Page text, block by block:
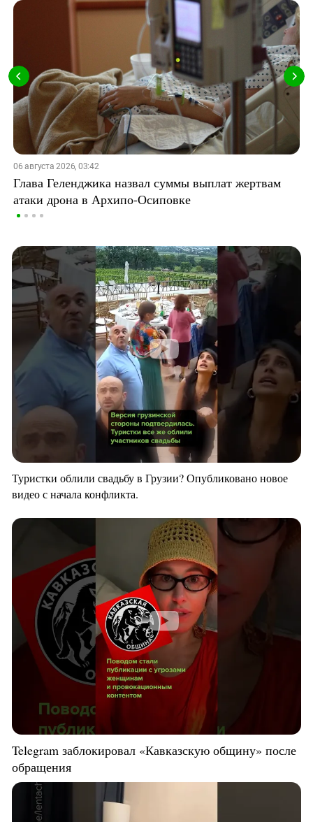
06 августа 2026, 03:42
Глава Геленджика назвал суммы выплат жертвам
атаки дрона в Архипо-Осиповке
Туристки облили свадьбу в Грузии? Опубликовано новое
видео с начала конфликта.
Telegram заблокировал «Кавказскую общину» после
обращения